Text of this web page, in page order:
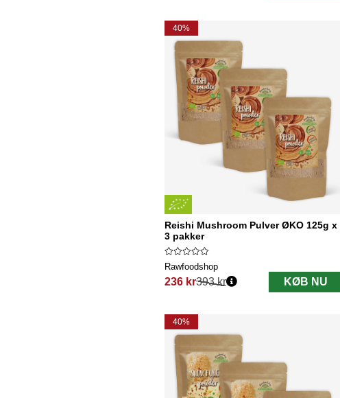
40%
Reishi Mushroom Pulver ØKO 125g x
3 pakker
Rawfoodshop
236 kr
Normalpris:
393 kr KØB NU
40%